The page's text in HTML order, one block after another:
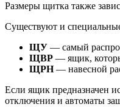
Размеры щитка также
Существуют и
ЩУ — самый
ЩВР — ящик,
ЩРН— навесной
Если ящик предназначен
отключения и автоматы